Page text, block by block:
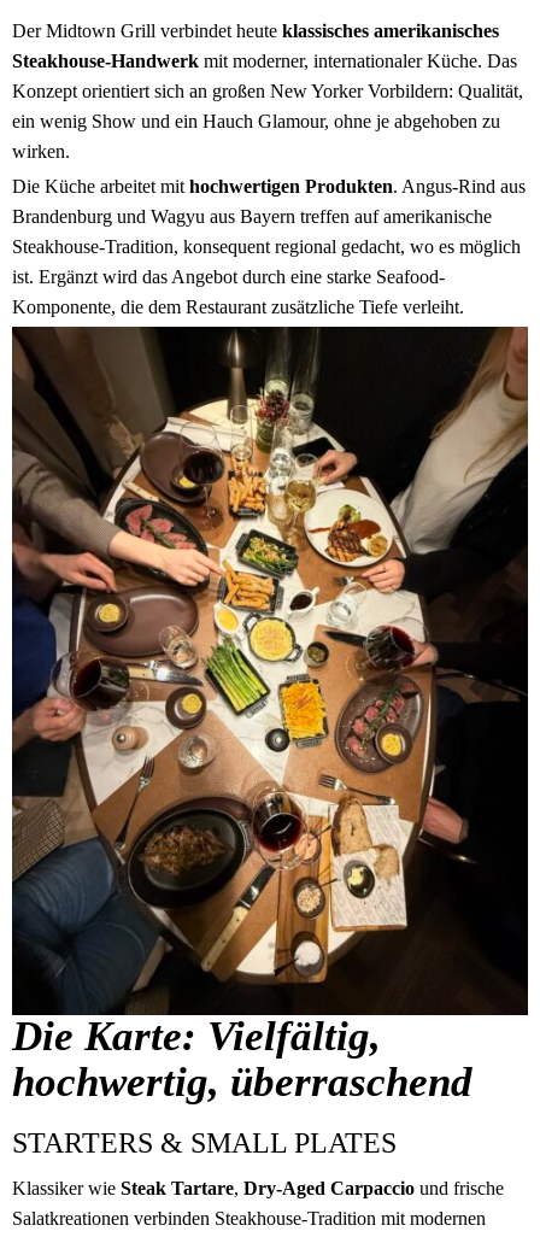
Der Midtown Grill verbindet heute klassisches amerikanisches
Steakhouse-Handwerk mit moderner, internationaler Küche. Das
Konzept orientiert sich an großen New Yorker Vorbildern: Qualität,
ein wenig Show und ein Hauch Glamour, ohne je abgehoben zu
wirken.
Die Küche arbeitet mit hochwertigen Produkten. Angus-Rind aus
Brandenburg und Wagyu aus Bayern treffen auf amerikanische
Steakhouse-Tradition, konsequent regional gedacht, wo es möglich
ist. Ergänzt wird das Angebot durch eine starke Seafood-
Komponente, die dem Restaurant zusätzliche Tiefe verleiht.
Die Karte: Vielfältig,
hochwertig, überraschend
STARTERS & SMALL PLATES
Klassiker wie Steak Tartare, Dry-Aged Carpaccio und frische
Salatkreationen verbinden Steakhouse-Tradition mit modernen